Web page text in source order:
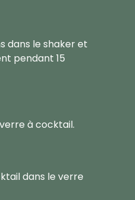
dans le shaker et
pendant 15
à cocktail.
dans le verre